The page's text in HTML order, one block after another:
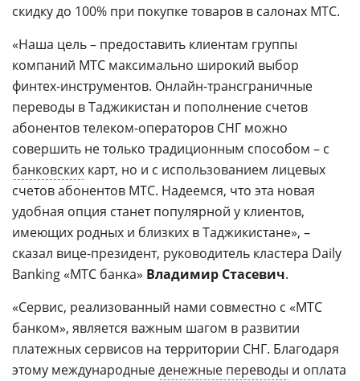
скидку до 100% при покупке товаров в салонах МТС.
«Наша цель – предоставить клиентам группы
компаний МТС максимально широкий выбор
финтех-инструментов. Онлайн-трансграничные
переводы в Таджикистан и пополнение счетов
абонентов телеком-операторов СНГ можно
совершить не только традиционным способом – с
банковских карт, но и с использованием лицевых
счетов абонентов МТС. Надеемся, что эта новая
удобная опция станет популярной у клиентов,
имеющих родных и близких в Таджикистане», –
сказал вице-президент, руководитель кластера Daily
Banking «МТС банка» Владимир Стасевич.
«Сервис, реализованный нами совместно с «МТС
банком», является важным шагом в развитии
платежных сервисов на территории СНГ. Благодаря
этому международныеденежные переводы и оплата